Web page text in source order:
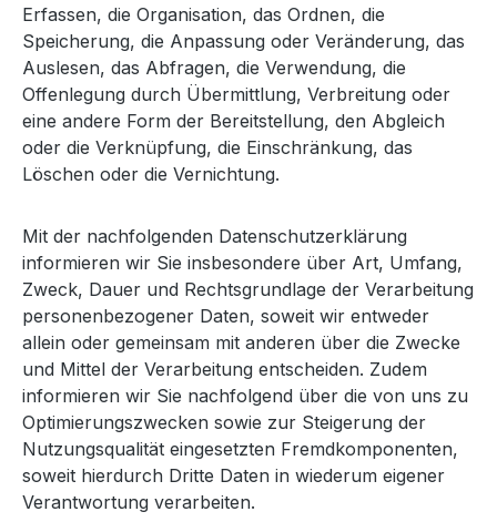
Erfassen, die Organisation, das Ordnen, die
Speicherung, die Anpassung oder Veränderung, das
Auslesen, das Abfragen, die Verwendung, die
Offenlegung durch Übermittlung, Verbreitung oder
eine andere Form der Bereitstellung, den Abgleich
oder die Verknüpfung, die Einschränkung, das
Löschen oder die Vernichtung.
Mit der nachfolgenden Datenschutzerklärung
informieren wir Sie insbesondere über Art, Umfang,
Zweck, Dauer und Rechtsgrundlage der Verarbeitung
personenbezogener Daten, soweit wir entweder
allein oder gemeinsam mit anderen über die Zwecke
und Mittel der Verarbeitung entscheiden. Zudem
informieren wir Sie nachfolgend über die von uns zu
Optimierungszwecken sowie zur Steigerung der
Nutzungsqualität eingesetzten Fremdkomponenten,
soweit hierdurch Dritte Daten in wiederum eigener
Verantwortung verarbeiten.